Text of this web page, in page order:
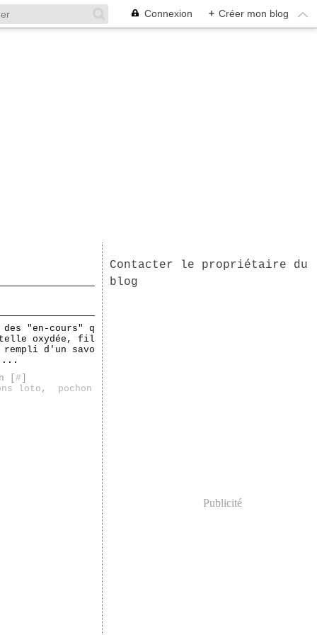
Connexion + Créer mon blog
des "en-cours" q
oxydée, fil
d'un savo
[ #
loto , pochon
Contacter le propriétaire du
blog
Publicité